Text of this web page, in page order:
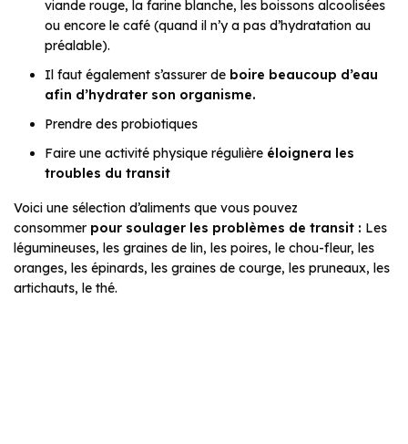
viande rouge, la farine blanche, les boissons alcoolisées
ou encore le café (quand il n’y a pas d’hydratation au
préalable).
Il faut également s’assurer de boire beaucoup d’eau
afin d’hydrater son organisme.
Prendre des probiotiques
Faire une activité physique régulière éloignera les
troubles du transit
Voici une sélection d’aliments que vous pouvez
consommer pour soulager les problèmes de transit : Les
légumineuses, les graines de lin, les poires, le chou-fleur, les
oranges, les épinards, les graines de courge, les pruneaux, les
artichauts, le thé.